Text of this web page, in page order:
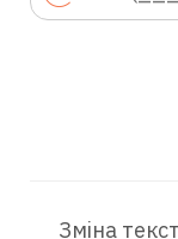
Зміна